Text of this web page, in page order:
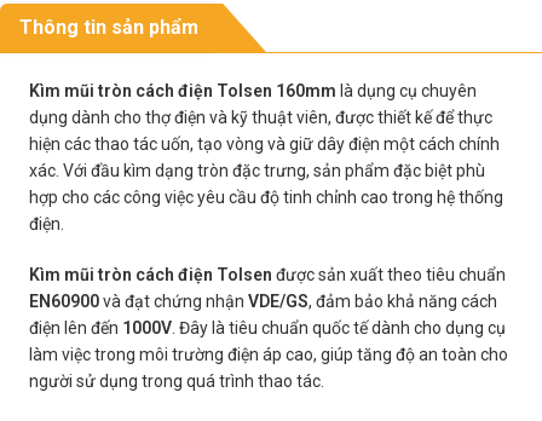
Thông tin sản phẩm
Kìm mũi tròn cách điện Tolsen 160mm là dụng cụ chuyên
dụng dành cho thợ điện và kỹ thuật viên, được thiết kế để thực
hiện các thao tác uốn, tạo vòng và giữ dây điện một cách chính
xác. Với đầu kìm dạng tròn đặc trưng, sản phẩm đặc biệt phù
hợp cho các công việc yêu cầu độ tinh chỉnh cao trong hệ thống
điện.
Kìm mũi tròn cách điện Tolsen được sản xuất theo tiêu chuẩn
EN60900và đạt chứng nhận VDE/GS, đảm bảo khả năng cách
điện lên đến 1000V . Đây là tiêu chuẩn quốc tế dành cho dụng cụ
làm việc trong môi trường điện áp cao, giúp tăng độ an toàn cho
người sử dụng trong quá trình thao tác.